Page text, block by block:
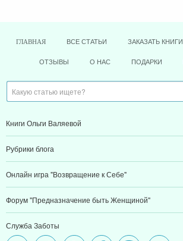
ГЛАВНАЯ ВСЕ СТАТЬИ ЗАКАЗАТЬ КНИГИ
ОТЗЫВЫ О НАС ПОДАРКИ
Книги Ольги Валяевой
Рубрики блога
Онлайн игра "Возвращение к Себе"
Форум "Предназначение быть Женщиной"
Служба Заботы